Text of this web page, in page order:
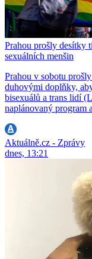
Prahou prošly desítky
sexuálních menšin
Prahou v sobotu
duhovými doplňky,
bisexuálů a trans lidí
naplánovaný program
Aktuálně.cz - Zprávy
dnes, 13:21